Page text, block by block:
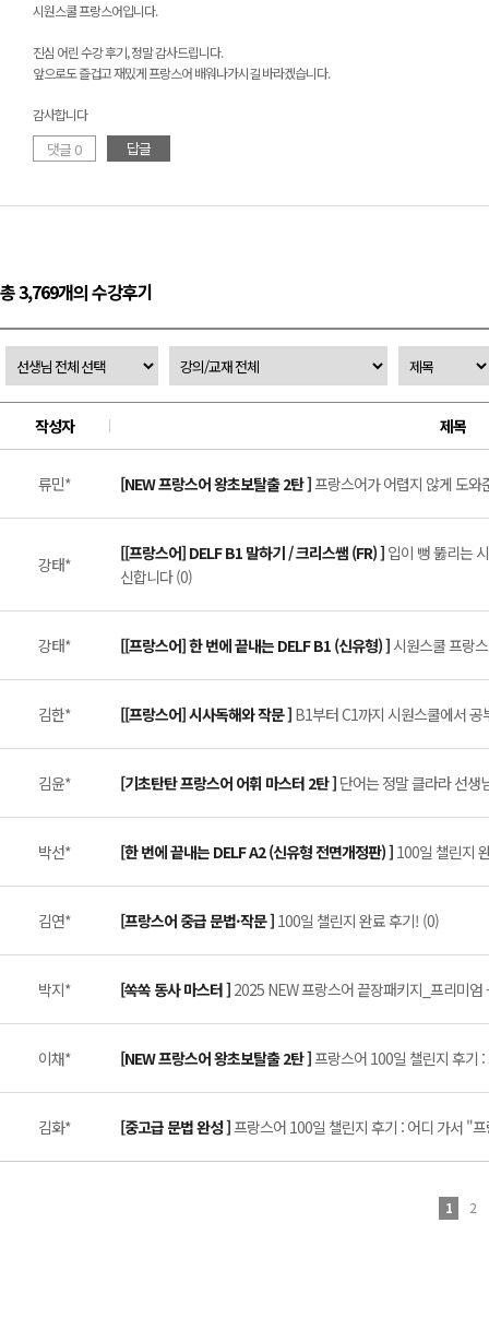
시원스쿨 프랑스어입니다.
진심 어린 수강 후기, 정말 감사드립니다.
앞으로도 즐겁고 재밌게 프랑스어 배워나가시길 바라겠습니다.
감사합니다
댓글 0 답글
총 3,769개의 수강후기
작성자 제목
류민* [NEW 프랑스어 왕초보탈출 2탄 ]프랑스어가 어렵지 않게 도와
강태*
[[프랑스어] DELF B1 말하기 / 크리스쌤 (FR) ] 입이 뻥 뚫리는
신합니다 (0)
강태* [[프랑스어] 한 번에 끝내는 DELF B1 (신유형) ]시원스쿨 프랑
김한* [[프랑스어] 시사독해와 작문 ] B1부터 C1까지 시원스쿨에서 공
김윤* [기초탄탄 프랑스어 어휘 마스터 2탄 ] 단어는 정말 클라라 선생
박선* [한 번에 끝내는 DELF A2 (신유형 전면개정판) ] 100일 챌린지
김연* [프랑스어 중급 문법·작문 ] 100일 챌린지 완료 후기! (0)
박지* [쏙쏙 동사 마스터 ] 2025 NEW 프랑스어 끝장패키지_프리미엄
이채* [NEW 프랑스어 왕초보탈출 2탄 ]프랑스어 100일 챌린지 후기
김화* [중고급 문법 완성 ]프랑스어 100일 챌린지 후기 : 어디 가서 "
1 2